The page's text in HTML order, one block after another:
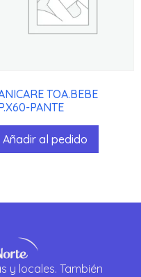
TOA.BEBE
PANTE
Añadir al pedido
y locales. También